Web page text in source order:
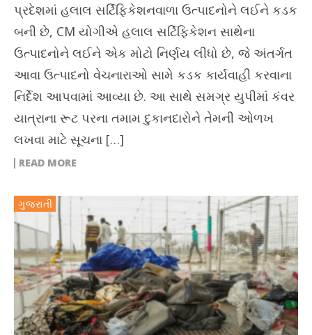
પ્રદેશમાં હલાલ સર્ટિફિકેશનવાળા ઉત્પાદનોને લઈને કડક
બની છે, CM યોગીએ હલાલ સર્ટિફિકેશન સાથેના
ઉત્પાદનોને લઈને એક મોટો નિર્ણય લીધો છે, જે અંતર્ગત
આવા ઉત્પાદનો વેચનારાઓ સામે કડક કાર્યવાહી કરવાના
નિર્દેશ આપવામાં આવ્યા છે. આ સાથે સમગ્ર યુપીમાં કંવર
યાત્રાના રૂટ પરના તમામ દુકાનદારોને તેમની ઓળખ
લખવા માટે સૂચના […]
READ MORE
ગુજરાતી